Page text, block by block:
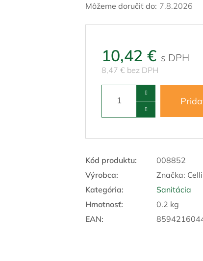
Môžeme doručiť do: 7.8.2026
10,42 €
8,47 € bez DPH
Kód produktu:
008852
Výrobca:
Značka: Celli
Kategória:
Sanitácia
Hmotnosť:
0.2 kg
EAN: